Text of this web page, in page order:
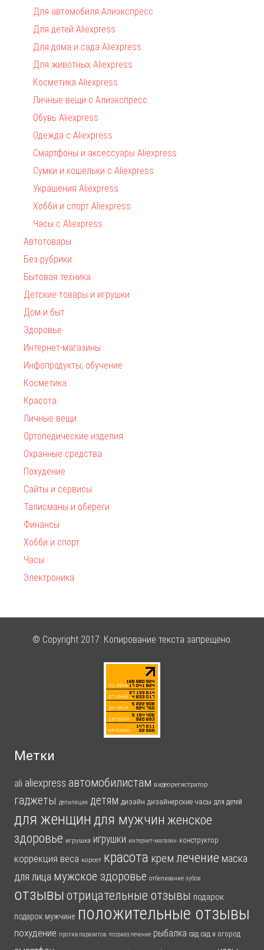
Для автомобиля Алиэкспресс
Для детей Aliexpress
Для дома и сада Aliexpress
Для животных Aliexpress
Косметика Aliexpress
Личные вещи с Алиэкспресс
Обувь Aliexpress
Одежда с Aliexpress
Смартфоны и аксессуары Aliexpress
Сумки и кошельки с Aliexpress
Украшения Aliexpress
Хобби и спорт Aliexpress
Часы с Aliexpress
Автотовары
Без рубрики
Бытовая техника
Детские товары и игрушки
Дом и быт
Здоровье
Интернет-магазины
Инфопродукты, обучение
Косметика
Красота
Личные вещи
Ортопедические изделия
Охранные средства
Похудение
Сайты и сервисы
Талисманы и обереги
Финансы
Хобби и спорт
Часы
Электроника
© Copyright 2017. Копирование текста запрещено.
Метки
ali aliexpress автомобилистам видеорегистратор
гаджеты депиляция детям дизайн дизайнерские часы для детей
для женщин для мужчин женское
здоровье игрушка игрушки интернет-магазин конструктор
коррекция веса корсет красота крем лечение маска
для лица мужское здоровье отбеливание зубов
отзывы отрицательные отзывы подарок
подарок мужчине положительные отзывы
похудение против паразитов псориаз лечение рыбалка сад сад и огород